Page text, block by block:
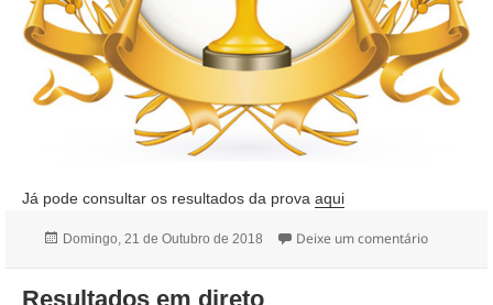
Já pode consultar os resultados da prova aqui
Publicado
Domingo, 21 de Outubro de 2018 Deixe um comentáriosobre
Resultados em direto